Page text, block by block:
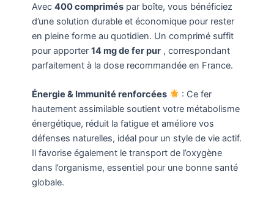
Avec 400 compriméspar boîte, vous bénéficiez
d’une solution durable et économique pour rester
en pleine forme au quotidien. Un comprimé suffit
pour apporter 14 mg de fer pur, correspondant
parfaitement à la dose recommandée en France.
Énergie & Immunité renforcées
: Ce fer
hautement assimilable soutient votre métabolisme
énergétique, réduit la fatigue et améliore vos
défenses naturelles, idéal pour un style de vie actif.
Il favorise également le transport de l’oxygène
dans l’organisme, essentiel pour une bonne santé
globale.